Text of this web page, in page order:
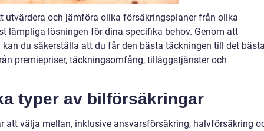
och jämföra olika försäkringsplaner från olika
lämpliga lösningen för dina specifika behov. Genom att
du säkerställa att du får den bästa täckningen till det
premiepriser, täckningsomfång, tilläggstjänster och
typer av bilförsäkringar
att välja mellan, inklusive ansvarsförsäkring, halvförsäkring